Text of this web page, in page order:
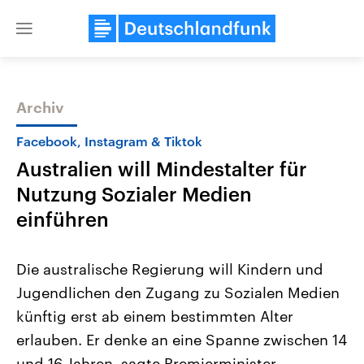
Close
Themen
2026
Alle Informationen
Sachsen-Anhalt wählt am 6.
September 2026 einen neuen
Landtag. Seit 2021 wird das
Bundesland von einer Koalition aus
Aktuelle Beiträge,
Hintergründe
Wirtschaftlich und
gehören die Vereinigten
den mächtigsten Ländern
mit großem Einfluss auf
Archiv
Facebook, Instagram & Tiktok
Australien will Mindestalter für
Nutzung Sozialer Medien
einführen
Die australische Regierung will Kindern und
Jugendlichen den Zugang zu Sozialen Medien
künftig erst ab einem bestimmten Alter
erlauben. Er denke an eine Spanne zwischen 14